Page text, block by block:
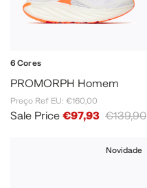
6 Cores
PROMORPH Homem
Preço Ref EU: €160,00
Sale Price €97,93 €139,90
Novidade